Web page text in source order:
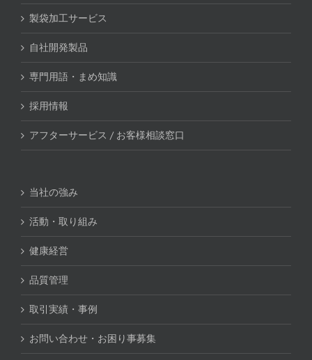
製袋加工サービス
自社開発製品
専門用語・まめ知識
採用情報
アフターサービス / お客様相談窓口
当社の強み
活動・取り組み
健康経営
品質管理
取引実績・事例
お問い合わせ・お困り事募集